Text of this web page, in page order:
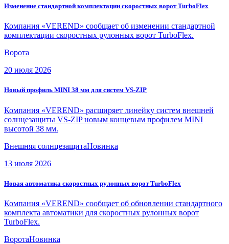
Изменение стандартной комплектации скоростных ворот TurboFlex
Компания «VEREND» сообщает об изменении стандартной
комплектации скоростных рулонных ворот TurboFlex.
Ворота
20 июля 2026
Новый профиль MINI 38 мм для систем VS-ZIP
Компания «VEREND» расширяет линейку систем внешней
солнцезащиты VS-ZIP новым концевым профилем MINI
высотой 38 мм.
Внешняя солнцезащитаНовинка
13 июля 2026
Новая автоматика скоростных рулонных ворот TurboFlex
Компания «VEREND» сообщает об обновлении стандартного
комплекта автоматики для скоростных рулонных ворот
TurboFlex.
ВоротаНовинка